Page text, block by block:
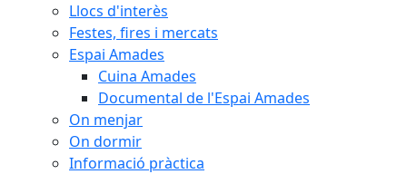
Llocs d'interès
Festes, fires i mercats
Espai Amades
Cuina Amades
Documental de l'Espai Amades
On menjar
On dormir
Informació pràctica